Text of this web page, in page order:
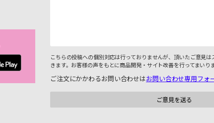
こちらの投稿への個別対応は行っておりませんが、頂いたご意見
きます。お客様の声をもとに商品開発・サイト改善を行ってまいりま
ご注文にかかわるお問い合わせはお問い合わせ専用フォ